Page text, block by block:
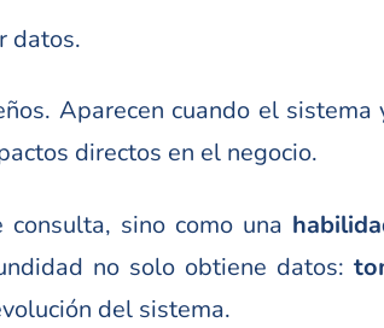
datos.
Aparecen cuando el sistema
directos en el negocio.
sino como una
no solo obtiene datos:
del sistema.